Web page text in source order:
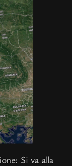
Si va alla